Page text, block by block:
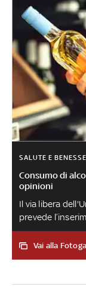
SALUTE E
Consumo di
opinioni
Il via libera
prevede
lungo dibattito
mondo politico
Vai alla